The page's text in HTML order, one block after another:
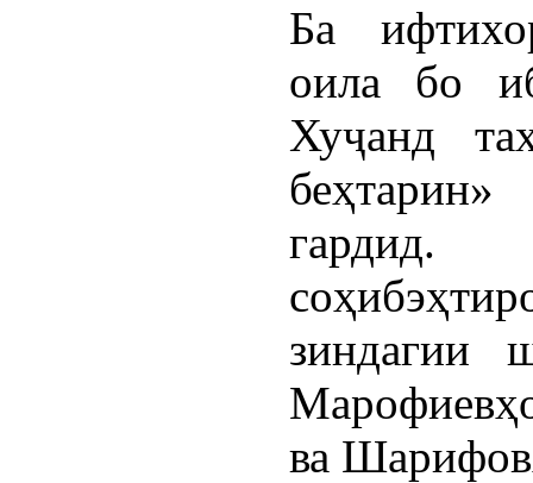
Ба
оила бо
Хуҷанд
зиндагии
ва